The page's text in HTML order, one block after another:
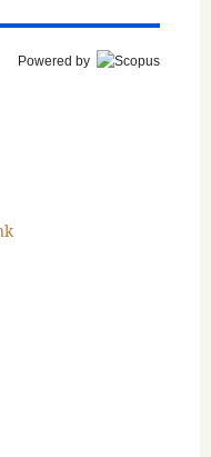
Powered by